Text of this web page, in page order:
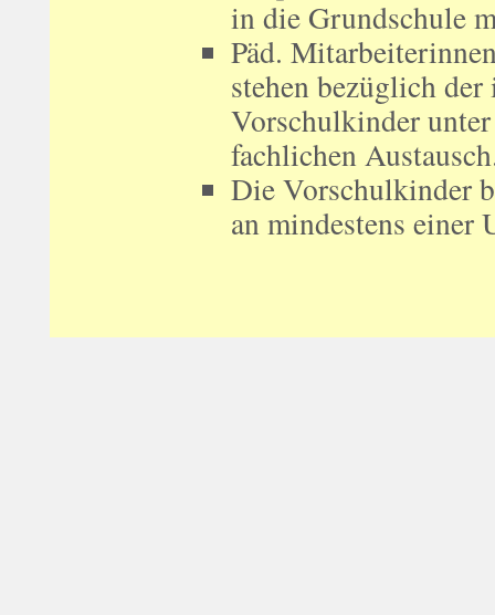
in die Grundschule
Päd.
stehen bezüglich
Vorschulkinder
fachlichen
Die Vorschulkinder
an mindestens